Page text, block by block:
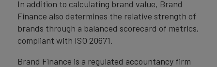
In addition to calculating brand value, Brand
Finance also determines the relative strength of
brands through a balanced scorecard of metrics,
compliant with ISO 20671.
Brand Finance is a regulated accountancy firm